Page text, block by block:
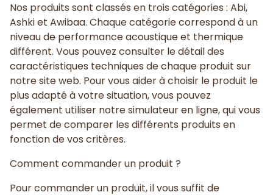
Nos produits sont classés en trois catégories : Abi,
Ashki et Awibaa. Chaque catégorie correspond à un
niveau de performance acoustique et thermique
différent. Vous pouvez consulter le détail des
caractéristiques techniques de chaque produit sur
notre site web. Pour vous aider à choisir le produit le
plus adapté à votre situation, vous pouvez
également utiliser notre simulateur en ligne, qui vous
permet de comparer les différents produits en
fonction de vos critères.
Comment commander un produit ?
Pour commander un produit, il vous suffit de